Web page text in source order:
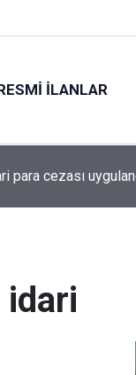
İLANLAR
ediyor
idari